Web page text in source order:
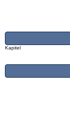
Kapitel